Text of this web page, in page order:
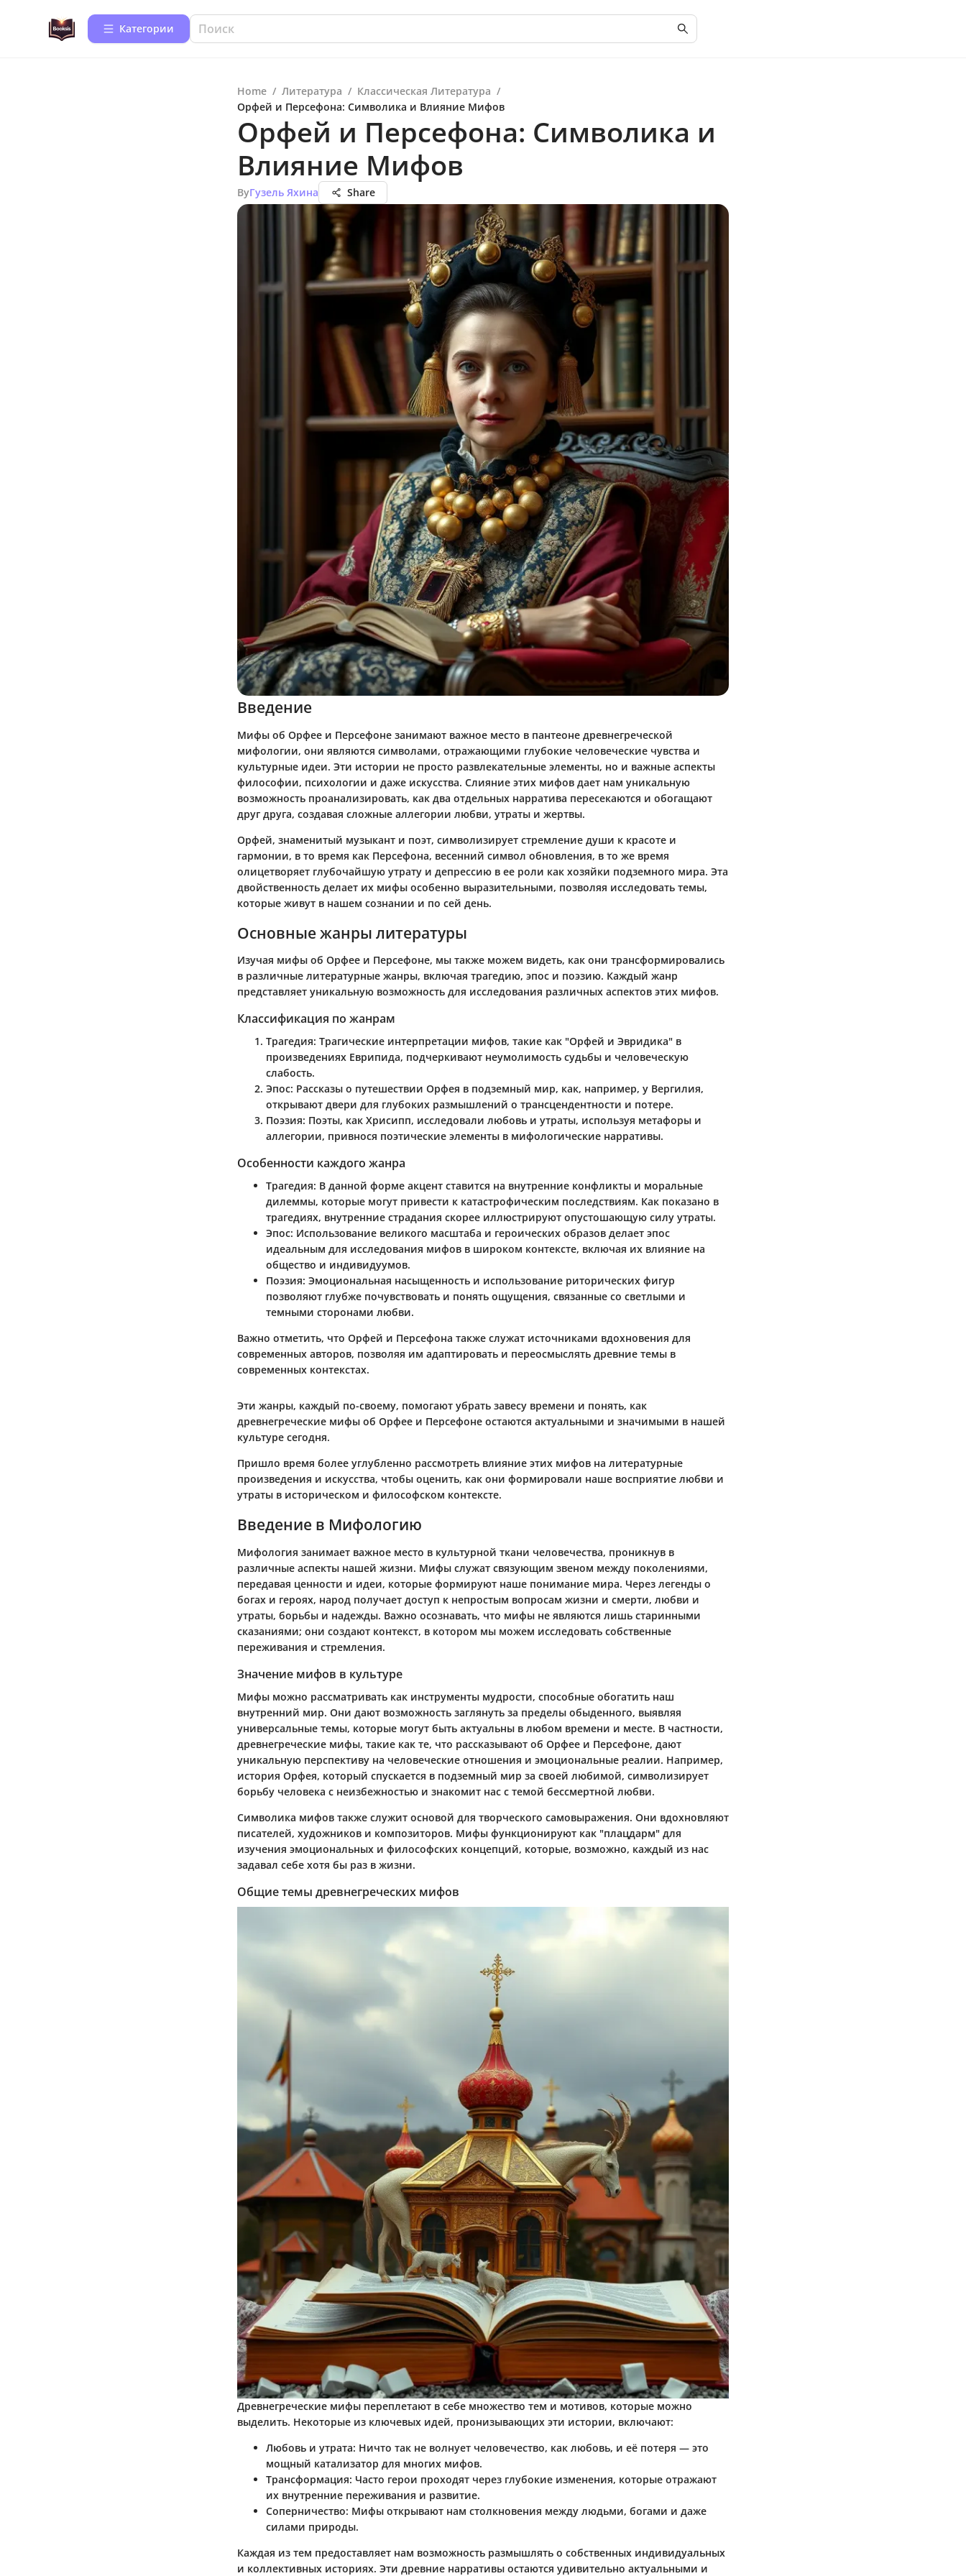
Категории
Home / Литература / Классическая Литература /
Орфей и Персефона: Символика и Влияние Мифов
Орфей и Персефона: Символика и
Влияние Мифов
ByГузель Яхина Share
Введение
Мифы об Орфее и Персефоне занимают важное место в пантеоне древнегреческой
мифологии, они являются символами, отражающими глубокие человеческие чувства и
культурные идеи. Эти истории не просто развлекательные элементы, но и важные аспекты
философии, психологии и даже искусства. Слияние этих мифов дает нам уникальную
возможность проанализировать, как два отдельных нарратива пересекаются и обогащают
друг друга, создавая сложные аллегории любви, утраты и жертвы.
Орфей, знаменитый музыкант и поэт, символизирует стремление души к красоте и
гармонии, в то время как Персефона, весенний символ обновления, в то же время
олицетворяет глубочайшую утрату и депрессию в ее роли как хозяйки подземного мира. Эта
двойственность делает их мифы особенно выразительными, позволяя исследовать темы,
которые живут в нашем сознании и по сей день.
Основные жанры литературы
Изучая мифы об Орфее и Персефоне, мы также можем видеть, как они трансформировались
в различные литературные жанры, включая трагедию, эпос и поэзию. Каждый жанр
представляет уникальную возможность для исследования различных аспектов этих мифов.
Классификация по жанрам
Трагедия: Трагические интерпретации мифов, такие как "Орфей и Эвридика" в
произведениях Еврипида, подчеркивают неумолимость судьбы и человеческую
слабость.
Эпос: Рассказы о путешествии Орфея в подземный мир, как, например, у Вергилия,
открывают двери для глубоких размышлений о трансцендентности и потере.
Поэзия: Поэты, как Хрисипп, исследовали любовь и утраты, используя метафоры и
аллегории, привнося поэтические элементы в мифологические нарративы.
Особенности каждого жанра
Трагедия: В данной форме акцент ставится на внутренние конфликты и моральные
дилеммы, которые могут привести к катастрофическим последствиям. Как показано в
трагедиях, внутренние страдания скорее иллюстрируют опустошающую силу утраты.
Эпос: Использование великого масштаба и героических образов делает эпос
идеальным для исследования мифов в широком контексте, включая их влияние на
общество и индивидуумов.
Поэзия: Эмоциональная насыщенность и использование риторических фигур
позволяют глубже почувствовать и понять ощущения, связанные со светлыми и
темными сторонами любви.
Важно отметить, что Орфей и Персефона также служат источниками вдохновения для
современных авторов, позволяя им адаптировать и переосмыслять древние темы в
современных контекстах.
Эти жанры, каждый по-своему, помогают убрать завесу времени и понять, как
древнегреческие мифы об Орфее и Персефоне остаются актуальными и значимыми в нашей
культуре сегодня.
Пришло время более углубленно рассмотреть влияние этих мифов на литературные
произведения и искусства, чтобы оценить, как они формировали наше восприятие любви и
утраты в историческом и философском контексте.
Введение в Мифологию
Мифология занимает важное место в культурной ткани человечества, проникнув в
различные аспекты нашей жизни. Мифы служат связующим звеном между поколениями,
передавая ценности и идеи, которые формируют наше понимание мира. Через легенды о
богах и героях, народ получает доступ к непростым вопросам жизни и смерти, любви и
утраты, борьбы и надежды. Важно осознавать, что мифы не являются лишь старинными
сказаниями; они создают контекст, в котором мы можем исследовать собственные
переживания и стремления.
Значение мифов в культуре
Мифы можно рассматривать как инструменты мудрости, способные обогатить наш
внутренний мир. Они дают возможность заглянуть за пределы обыденного, выявляя
универсальные темы, которые могут быть актуальны в любом времени и месте. В частности,
древнегреческие мифы, такие как те, что рассказывают об Орфее и Персефоне, дают
уникальную перспективу на человеческие отношения и эмоциональные реалии. Например,
история Орфея, который спускается в подземный мир за своей любимой, символизирует
борьбу человека с неизбежностью и знакомит нас с темой бессмертной любви.
Символика мифов также служит основой для творческого самовыражения. Они вдохновляют
писателей, художников и композиторов. Мифы функционируют как "плацдарм" для
изучения эмоциональных и философских концепций, которые, возможно, каждый из нас
задавал себе хотя бы раз в жизни.
Общие темы древнегреческих мифов
Древнегреческие мифы переплетают в себе множество тем и мотивов, которые можно
выделить. Некоторые из ключевых идей, пронизывающих эти истории, включают:
Любовь и утрата: Ничто так не волнует человечество, как любовь, и её потеря — это
мощный катализатор для многих мифов.
Трансформация: Часто герои проходят через глубокие изменения, которые отражают
их внутренние переживания и развитие.
Соперничество: Мифы открывают нам столкновения между людьми, богами и даже
силами природы.
Каждая из тем предоставляет нам возможность размышлять о собственных индивидуальных
и коллективных историях. Эти древние нарративы остаются удивительно актуальными и